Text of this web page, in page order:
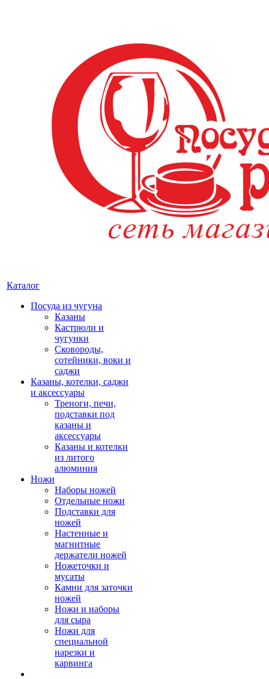
Каталог
Посуда из чугуна
Казаны
Кастрюли и
чугунки
Сковороды,
сотейники, воки и
саджи
Казаны, котелки, саджи
и аксессуары
Треноги, печи,
подставки под
казаны и
аксессуары
Казаны и котелки
из литого
алюминия
Ножи
Наборы ножей
Отдельные ножи
Подставки для
ножей
Настенные и
магнитные
держатели ножей
Ножеточки и
мусаты
Камни для заточки
ножей
Ножи и наборы
для сыра
Ножи для
специальной
нарезки и
карвинга